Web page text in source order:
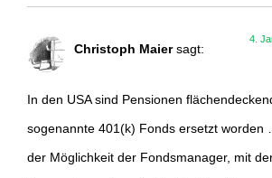
Christoph Maier sagt:
4.
In den USA sind Pensionen
sogenannte 401(k) Fonds ersetzt worden
der Möglichkeit der Fondsmanager, mit